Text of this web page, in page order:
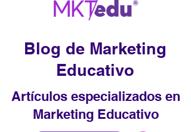
Blog de Marketing
Educativo
Artículos especializados en
Marketing Educativo